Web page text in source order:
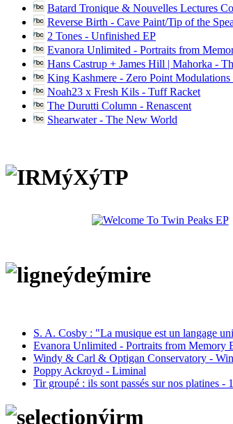
Batard Tronique & Nouvelles Lectures
Reverse Birth - Cave Paint/Tip of the
2 Tones - Unfinished EP
Evanora Unlimited - Portraits from
Hans Castrup + James Hill | Mahorka -
King Kashmere - Zero Point
Noah23 x Fresh Kils - Tuff Racket
The Durutti Column - Renascent
Shearwater - The New World
S. A. Cosby : "La musique est un langage
Evanora Unlimited - Portraits from Memory
Windy & Carl & Optigan Conservatory -
Poppy Ackroyd - Liminal
Tir groupé : ils sont passés sur nos platines